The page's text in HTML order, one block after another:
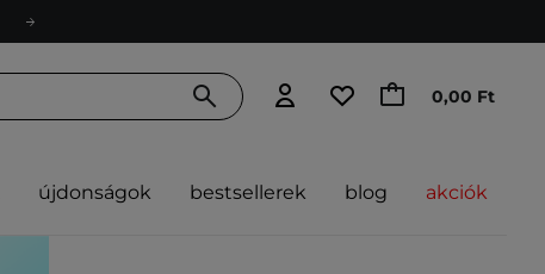
0,00 Ft
újdonságok bestsellerek blog akciók